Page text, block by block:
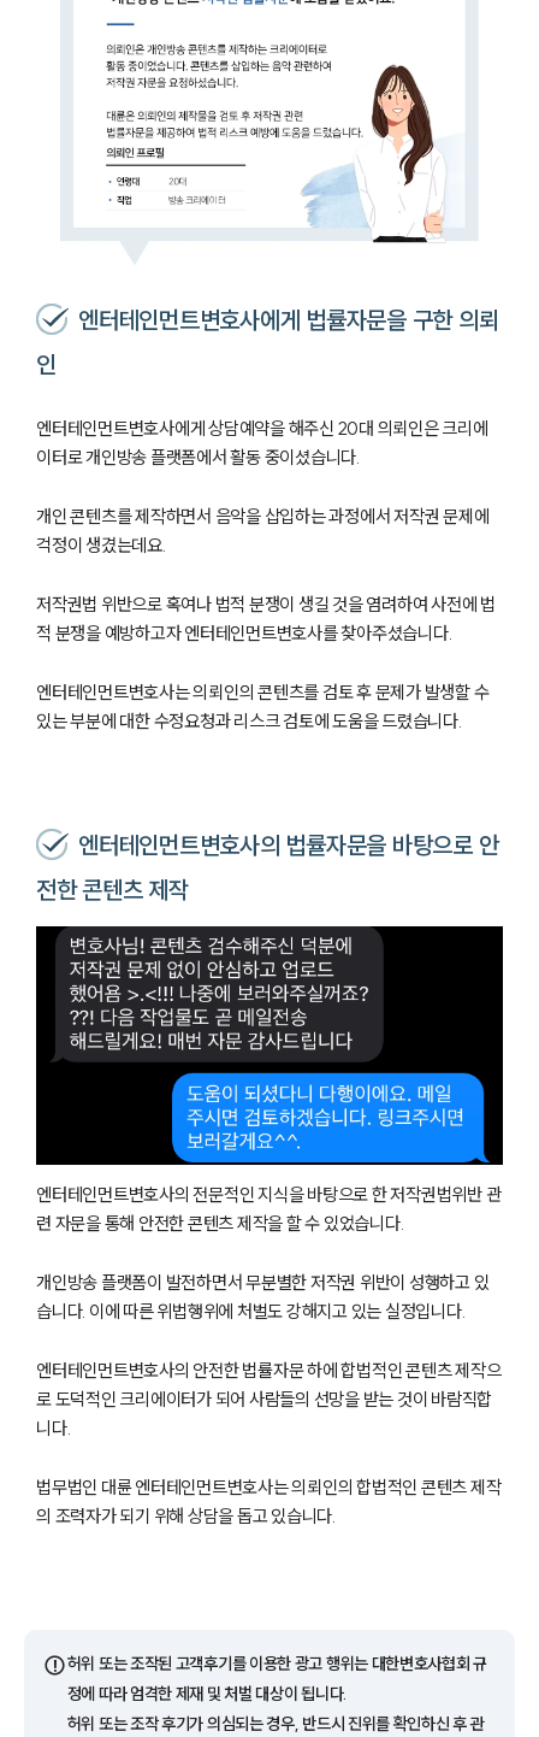
그룹소개
고객의 소리
통합검색
AI대륜
엔터테인먼트변호사에게 법률자문을 구한 의뢰
인
엔터테인먼트변호사에게 상담예약을 해주신 20대 의뢰인은 크리에
이터로 개인방송 플랫폼에서 활동 중이셨습니다.
개인 콘텐츠를 제작하면서 음악을 삽입하는 과정에서 저작권 문제에
걱정이 생겼는데요.
저작권법 위반으로 혹여나 법적 분쟁이 생길 것을 염려하여 사전에 법
적 분쟁을 예방하고자 엔터테인먼트변호사를 찾아주셨습니다.
엔터테인먼트변호사는 의뢰인의 콘텐츠를 검토 후 문제가 발생할 수
있는 부분에 대한 수정요청과 리스크 검토에 도움을 드렸습니다.
엔터테인먼트변호사의 법률자문을 바탕으로 안
전한 콘텐츠 제작
엔터테인먼트변호사의 전문적인 지식을 바탕으로 한 저작권법위반 관
련 자문을 통해 안전한 콘텐츠 제작을 할 수 있었습니다.
개인방송 플랫폼이 발전하면서 무분별한 저작권 위반이 성행하고 있
습니다. 이에 따른 위법행위에 처벌도 강해지고 있는 실정입니다.
엔터테인먼트변호사의 안전한 법률자문 하에 합법적인 콘텐츠 제작으
로 도덕적인 크리에이터가 되어 사람들의 선망을 받는 것이 바람직합
니다.
법무법인 대륜 엔터테인먼트변호사는 의뢰인의 합법적인 콘텐츠 제작
의 조력자가 되기 위해 상담을 돕고 있습니다.
⚠️허위 또는 조작된 고객후기를 이용한 광고 행위는 대한변호사협회 규
정에 따라 엄격한 제재 및 처벌 대상이 됩니다.
허위 또는 조작 후기가 의심되는 경우, 반드시 진위를 확인하신 후 관